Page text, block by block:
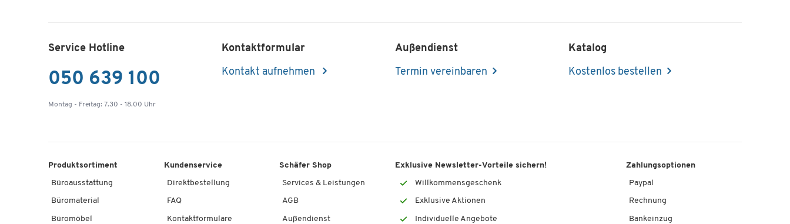
Service Hotline
050 639 100
Montag - Freitag: 7.30 - 18.00 Uhr
Kontaktformular
Kontakt aufnehmen
Außendienst
Termin vereinbaren
Katalog
Kostenlos bestellen
Produktsortiment
Büroausstattung
Büromaterial
Büromöbel
Kundenservice
Direktbestellung
FAQ
Kontaktformulare
Schäfer Shop
Services & Leistungen
AGB
Außendienst
Exklusive Newsletter-Vorteile sichern!
Willkommensgeschenk
Exklusive Aktionen
Individuelle Angebote
Zahlungsoptionen
Paypal
Rechnung
Bankeinzug